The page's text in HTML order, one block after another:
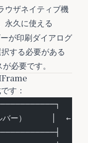
ウザネイティブ機
永久に使える
が印刷ダイアログ
する必要がある
必要です。
す：
）     │  ← 印刷ボ